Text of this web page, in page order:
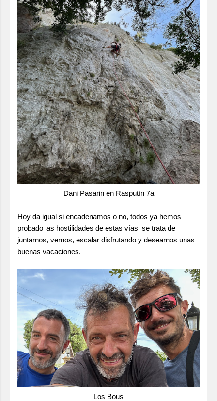
Dani Pasarin en Rasputín 7a
Hoy da igual si encadenamos o no, todos ya hemos
probado las hostilidades de estas vías, se trata de
juntarnos, vernos, escalar disfrutando y desearnos unas
buenas vacaciones.
Los Bous